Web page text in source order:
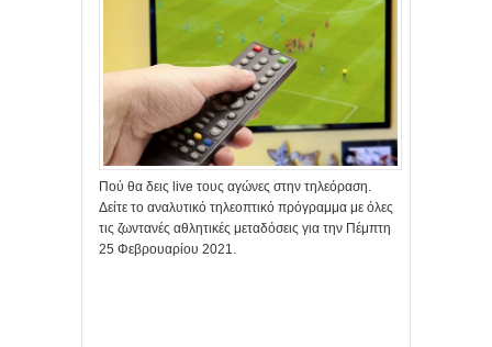
Πού θα δεις live τους αγώνες στην τηλεόραση.
Δείτε το αναλυτικό τηλεοπτικό πρόγραμμα με όλες
τις ζωντανές αθλητικές μεταδόσεις για την Πέμπτη
25 Φεβρουαρίου 2021.